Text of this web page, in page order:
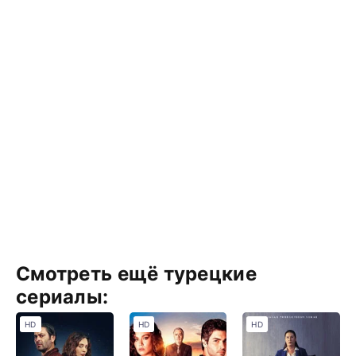
Смотреть ещё турецкие
сериалы:
HD HD HD